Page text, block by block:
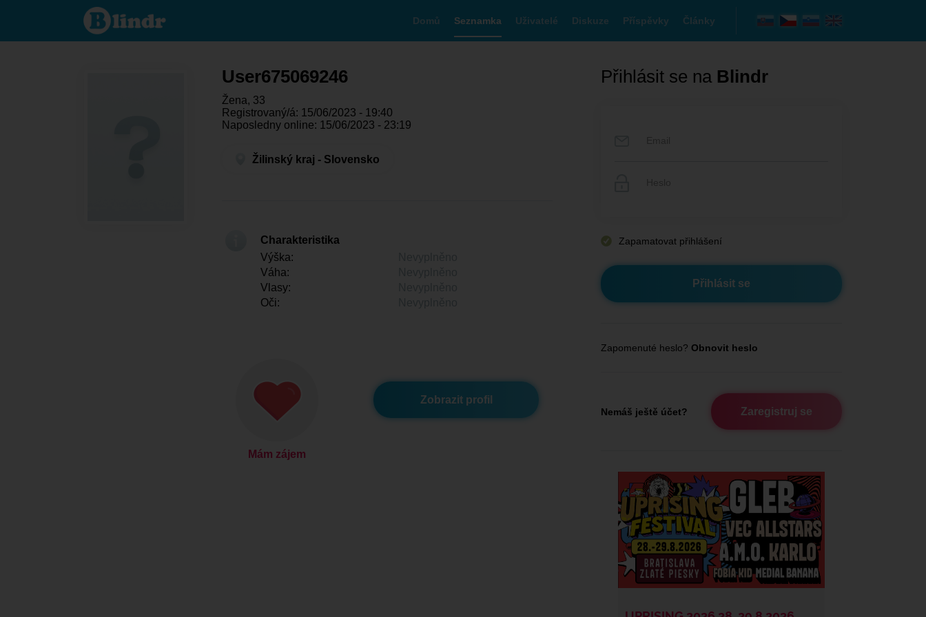
User675069246
- Ona hledá
někoho
Domů Seznamka Uživatelé Diskuze Příspěvky Články
User675069246
Žena, 33
Registrovaný/á: 15/06/2023 - 19:40
Naposledny online: 15/06/2023 - 23:19
Žilinský kraj - Slovensko
Charakteristika
Výška:
Váha:
Vlasy:
Oči:
Mám zájem
Zobrazit profil
Přihlásit se na Blindr
Zapamatovat přihlášení
Zapomenuté heslo? Obnovit heslo
Nemáš ještě účet? Zaregistruj se